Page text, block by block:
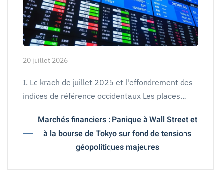
20 juillet 2026
I. Le krach de juillet 2026 et l'effondrement des
indices de référence occidentaux Les places…
Marchés financiers : Panique à Wall Street et
à la bourse de Tokyo sur fond de tensions
géopolitiques majeures